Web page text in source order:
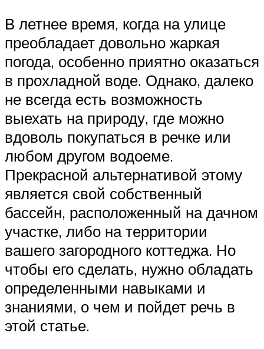
В летнее время, когда на улице
преобладает довольно жаркая
погода, особенно приятно оказаться
в прохладной воде. Однако, далеко
не всегда есть возможность
выехать на природу, где можно
вдоволь покупаться в речке или
любом другом водоеме.
Прекрасной альтернативой этому
является свой собственный
бассейн, расположенный на дачном
участке, либо на территории
вашего загородного коттеджа. Но
чтобы его сделать, нужно обладать
определенными навыками и
знаниями, о чем и пойдет речь в
этой статье.